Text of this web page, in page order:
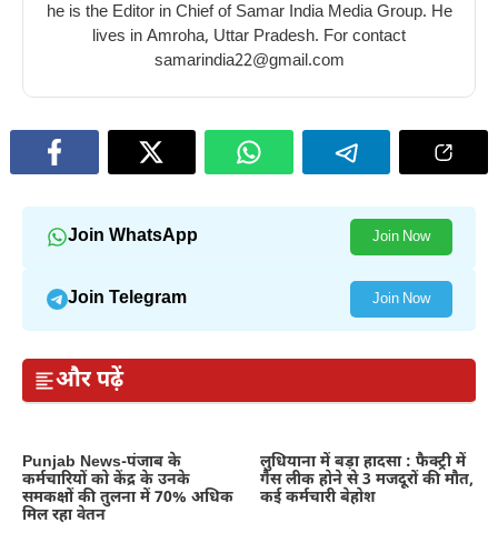
he is the Editor in Chief of Samar India Media Group. He
lives in Amroha, Uttar Pradesh. For contact
samarindia22@gmail.com
Join WhatsApp Join Now
Join Telegram Join Now
और पढ़ें
Punjab News-पंजाब के
कर्मचारियों को केंद्र के उनके
समकक्षों की तुलना में 70% अधिक
मिल रहा वेतन
लुधियाना में बड़ा हादसा : फैक्ट्री में
गैस लीक होने से 3 मजदूरों की मौत,
कई कर्मचारी बेहोश